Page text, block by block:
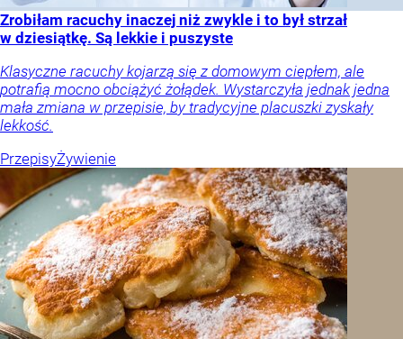
Zrobiłam racuchy inaczej niż zwykle i to był strzał
w dziesiątkę. Są lekkie i puszyste
Klasyczne racuchy kojarzą się z domowym ciepłem, ale
potrafią mocno obciążyć żołądek. Wystarczyła jednak jedna
mała zmiana w przepisie, by tradycyjne placuszki zyskały
lekkość.
PrzepisyŻywienie